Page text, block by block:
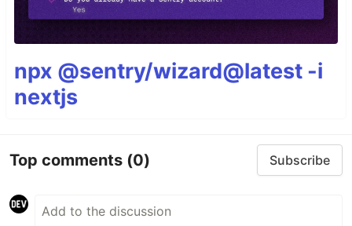
npx @sentry/wizard@latest -i
nextjs
Top comments (0) Subscribe